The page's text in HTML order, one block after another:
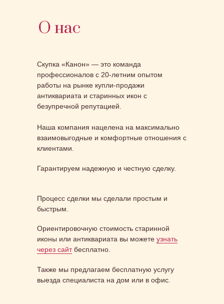
О нас
Скупка «Канон» — это команда
профессионалов с 20-летним опытом
работы на рынке купли-продажи
антиквариата и старинных икон с
безупречной репутацией.
Наша компания нацелена на максимально
взаимовыгодные и комфортные отношения с
клиентами.
Гарантируем надежную и честную сделку.
Ориентировочную стоимость старинной
иконы или антиквариата вы можете узнать
через сайтбесплатно.
Также мы предлагаем бесплатную услугу
выезда специалиста на дом или в офис.
Процесс сделки мы сделали простым и
быстрым.